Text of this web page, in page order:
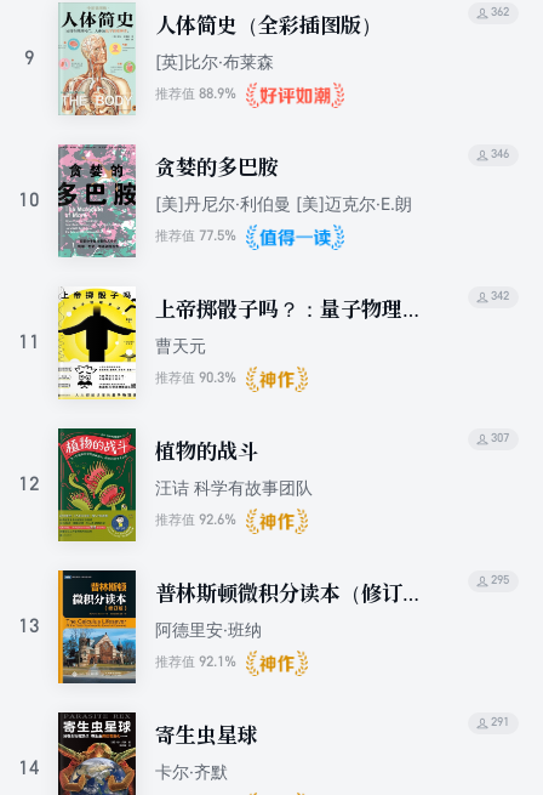
9
人体简史（全彩插图版）
[英]比尔·布莱森
推荐值 88.9%
362
10
贪婪的多巴胺
[美]丹尼尔·利伯曼 [美]迈克尔·E.朗
推荐值 77.5%
346
11
上帝掷骰子吗？：量子物理史
话（升级版）
曹天元
推荐值 90.3%
342
12
植物的战斗
汪诘 科学有故事团队
推荐值 92.6%
307
13
普林斯顿微积分读本（修订
版）
阿德里安·班纳
推荐值 92.1%
295
14
寄生虫星球
卡尔·齐默
291